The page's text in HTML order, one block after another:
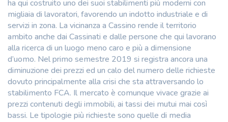
ha qui costruito uno dei suoi stabilimenti più moderni con
migliaia di lavoratori, favorendo un indotto industriale e di
servizi in zona. La vicinanza a Cassino rende il territorio
ambito anche dai Cassinati e dalle persone che qui lavorano
alla ricerca di un luogo meno caro e più a dimensione
d’uomo. Nel primo semestre 2019 si registra ancora una
diminuzione dei prezzi ed un calo del numero delle richieste
dovuto principalmente alla crisi che sta attraversando lo
stabilimento FCA. Il mercato è comunque vivace grazie ai
prezzi contenuti degli immobili, ai tassi dei mutui mai così
bassi. Le tipologie più richieste sono quelle di media